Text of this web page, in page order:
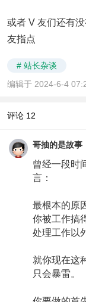
或者 V 友们还有
友指点
# 站长杂谈
编辑于 2024-6-4
评论 12
哥抽的是故事
曾经一段时
言：
最根本的原
你被工作搞
处理工作以
就你现在这
只会暴雷。